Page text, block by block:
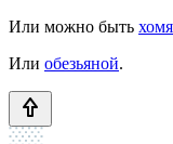
Или можно быть
Или обезьяной.